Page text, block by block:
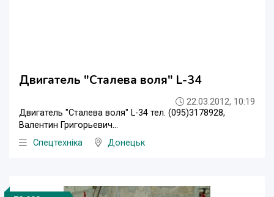
Двигатель "Сталева воля" L-34
22.03.2012, 10:19
Двигатель "Сталева воля" L-34 тел. (095)3178928,
Валентин Григорьевич...
Спецтехніка
Донецьк